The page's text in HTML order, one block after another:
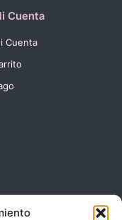
Cuenta
Cuenta
Alicante